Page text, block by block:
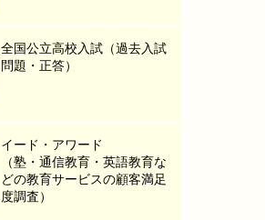
全国公立高校入試（過去入試
問題・正答）
イード・アワード
（塾・通信教育・英語教育な
どの教育サービスの顧客満足
度調査）